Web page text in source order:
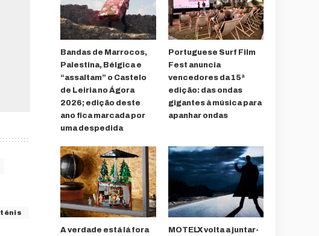
ténis
Bandas de Marrocos,
Palestina, Bélgica e
“assaltam” o Castelo
de Leiria no Ágora
2026; edição deste
ano fica marcada por
uma despedida
Portuguese Surf Film
Fest anuncia
vencedores da 15ª
edição: das ondas
gigantes à música para
apanhar ondas
A verdade está lá fora
MOTELX volta a juntar-